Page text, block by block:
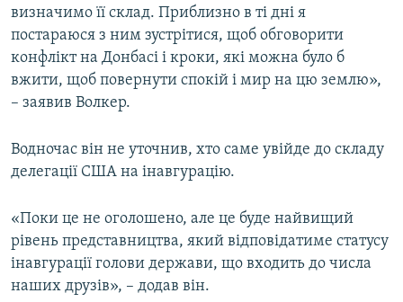
визначимо її склад. Приблизно в ті дні я
постараюся з ним зустрітися, щоб обговорити
конфлікт на Донбасі і кроки, які можна було б
вжити, щоб повернути спокій і мир на цю землю»,
– заявив Волкер.
Водночас він не уточнив, хто саме увійде до складу
делегації США на інавгурацію.
«Поки це не оголошено, але це буде найвищий
рівень представництва, який відповідатиме статусу
інавгурації голови держави, що входить до числа
наших друзів», – додав він.